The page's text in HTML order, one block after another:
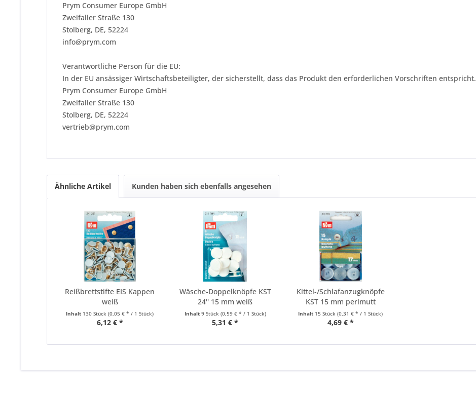
Prym Consumer Europe GmbH
Zweifaller Straße 130
Stolberg, DE, 52224
info@prym.com
Verantwortliche Person für die EU:
In der EU ansässiger Wirtschaftsbeteiligter, der sicherstellt, dass das Produkt den erforderlichen Vorschriften entspricht.
Prym Consumer Europe GmbH
Zweifaller Straße 130
Stolberg, DE, 52224
vertrieb@prym.com
Ähnliche Artikel Kunden haben sich ebenfalls angesehen
Reißbrettstifte EIS Kappen
weiß
Inhalt 130 Stück(0,05 € * / 1 Stück)
6,12 € *
Wäsche-Doppelknöpfe KST
24'' 15 mm weiß
Inhalt 9 Stück (0,59 € * / 1 Stück)
5,31 € *
Kittel-/Schlafanzugknöpfe
KST 15 mm perlmutt
Inhalt 15 Stück(0,31 € * / 1 Stück)
4,69 € *